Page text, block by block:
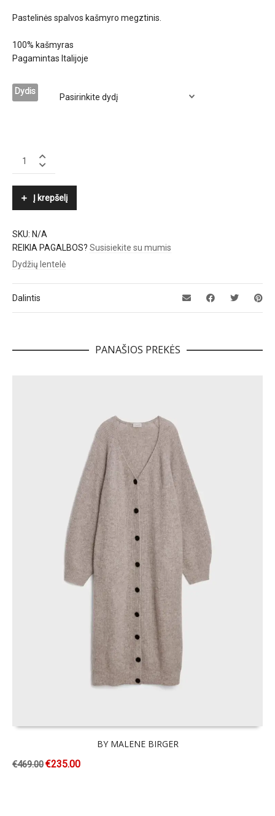
Pastelinės spalvos kašmyro megztinis.
100% kašmyras
Pagamintas Italijoje
Dydis
SCAGLIONE
quantity
Į krepšelį
SKU: N/A
REIKIA PAGALBOS? Susisiekite su mumis
Dydžių lentelė
Dalintis
PANAŠIOS PREKĖS
BY MALENE BIRGER
€469.00€235.00